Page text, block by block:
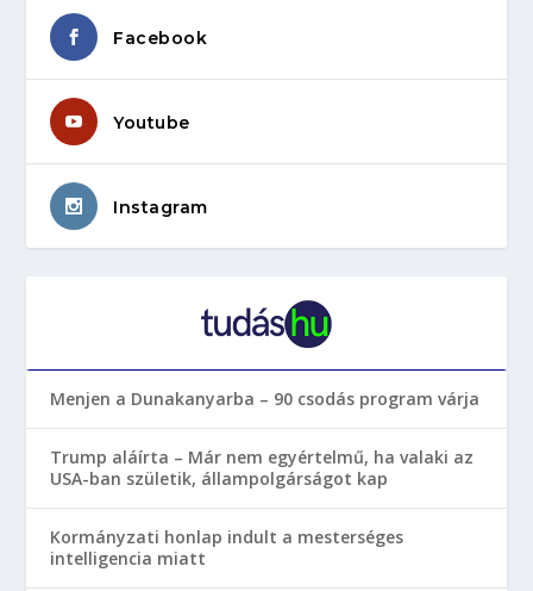
Facebook
Youtube
Instagram
Menjen a Dunakanyarba – 90 csodás program várja
Trump aláírta – Már nem egyértelmű, ha valaki az
USA-ban születik, állampolgárságot kap
Kormányzati honlap indult a mesterséges
intelligencia miatt